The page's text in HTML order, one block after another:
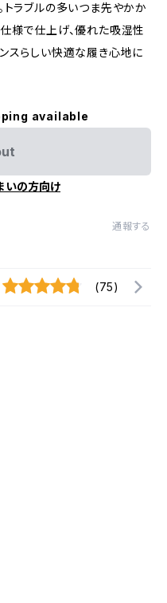
トラブルの多いつま先やかか
様で仕上げ、優れた吸湿性
スらしい快適な履き心地に
available
いの方向け
通報する
(75)